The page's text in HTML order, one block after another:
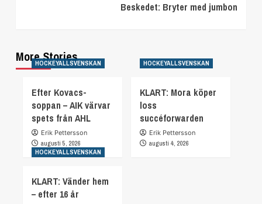
Beskedet: Bryter med jumbon
More Stories
HOCKEYALLSVENSKAN
Efter Kovacs-
soppan – AIK värvar
spets från AHL
Erik Pettersson
augusti 5, 2026
HOCKEYALLSVENSKAN
KLART: Mora köper
loss
succéforwarden
Erik Pettersson
augusti 4, 2026
HOCKEYALLSVENSKAN
KLART: Vänder hem
– efter 16 år